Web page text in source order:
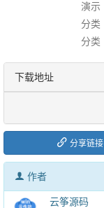
演示
分类
分类
下载地址
分享链接
作者
云筝源码